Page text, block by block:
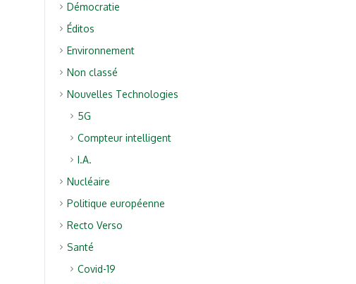
Démocratie
Éditos
Environnement
Non classé
Nouvelles Technologies
5G
Compteur intelligent
I.A.
Nucléaire
Politique européenne
Recto Verso
Santé
Covid-19